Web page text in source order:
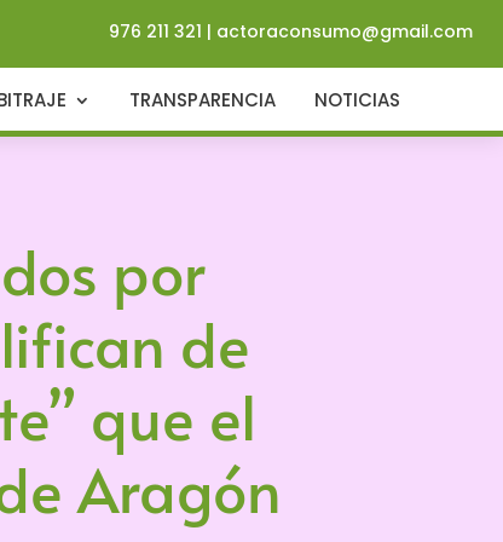
976 211 321 | actoraconsumo@gmail.com
TRANSPARENCIA NOTICIAS
por
de
que el
Aragón